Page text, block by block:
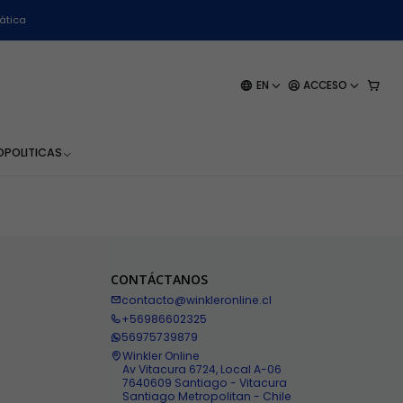
EN ACCESO
POLITICAS
CONTÁCTANOS
contacto@winkleronline.cl
+56986602325
56975739879
Winkler Online
Av Vitacura 6724, Local A-06
7640609 Santiago - Vitacura
Santiago Metropolitan - Chile